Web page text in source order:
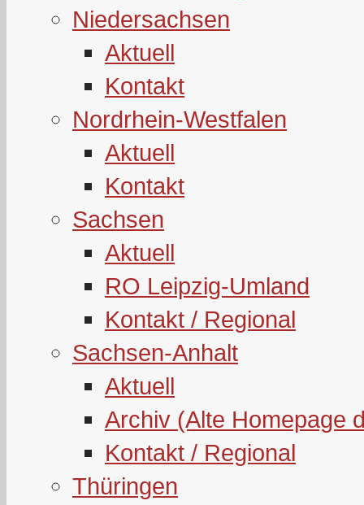
Niedersachsen
Aktuell
Kontakt
Nordrhein-Westfalen
Aktuell
Kontakt
Sachsen
Aktuell
RO Leipzig-Umland
Kontakt / Regional
Sachsen-Anhalt
Aktuell
Archiv (Alte Homepage
Kontakt / Regional
Thüringen